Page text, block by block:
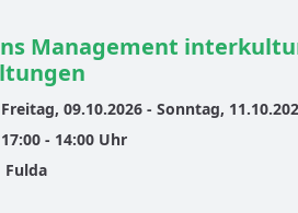
Management
Freitag, 09.10.2026 - Sonntag,
17:00 - 14:00 Uhr
Fulda